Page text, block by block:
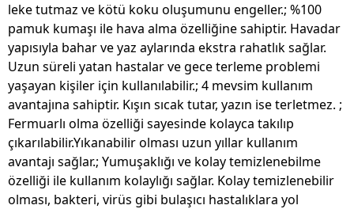
leke tutmaz ve kötü koku oluşumunu engeller.; %100
pamuk kumaşı ile hava alma özelliğine sahiptir. Havadar
yapısıyla bahar ve yaz aylarında ekstra rahatlık sağlar.
Uzun süreli yatan hastalar ve gece terleme problemi
yaşayan kişiler için kullanılabilir.; 4 mevsim kullanım
avantajına sahiptir. Kışın sıcak tutar, yazın ise terletmez. ;
Fermuarlı olma özelliği sayesinde kolayca takılıp
çıkarılabilir.Yıkanabilir olması uzun yıllar kullanım
avantajı sağlar.; Yumuşaklığı ve kolay temizlenebilme
özelliği ile kullanım kolaylığı sağlar. Kolay temizlenebilir
olması, bakteri, virüs gibi bulaşıcı hastalıklara yol